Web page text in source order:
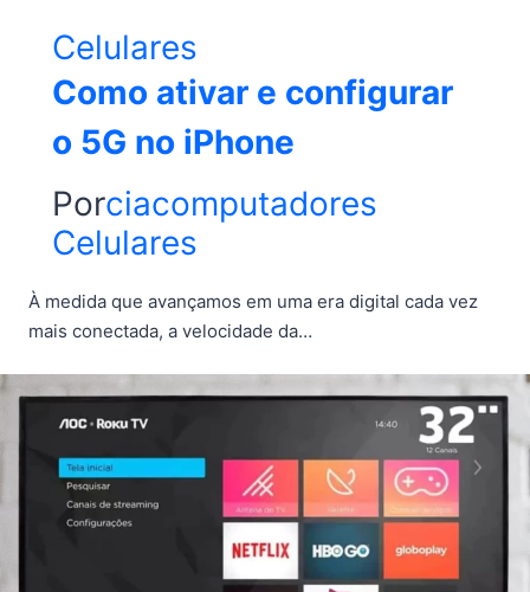
Celulares
Como ativar e configurar
o 5G no iPhone
Porciacomputadores
Celulares
À medida que avançamos em uma era digital cada vez
mais conectada, a velocidade da…